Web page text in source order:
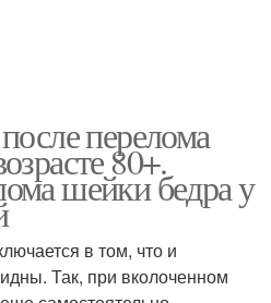
перелома
80+.
шейки бедра у
в том, что и
Так, при вколоченном